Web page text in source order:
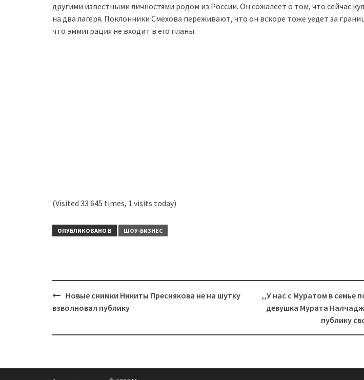
другими известными личностями родом из России. Он сожалеет о том, что сейчас
на два лагеря. Поклонники Смехова переживают, что он вскоре тоже уедет за
что эммиграция не входит в его планы.
(Visited 33 645 times, 1 visits today)
ОПУБЛИКОВАНО В ШОУ-БИЗНЕС
Навигация
Новые снимки Никиты Преснякова не на шутку
взволновал публику
,,У нас с Муратом в семье
девушка Мурата
публику